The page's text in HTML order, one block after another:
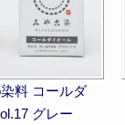
料 コールダ
グレー